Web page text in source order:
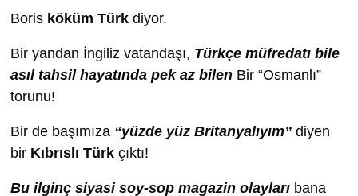
Boris köküm Türk diyor.
Bir yandan İngiliz vatandaşı, Türkçe müfredatı bile
asıl tahsil hayatında pek az bilen Bir “Osmanlı”
torunu!
Bir de başımıza “yüzde yüz Britanyalıyım” diyen
bir Kıbrıslı Türk çıktı!
Bu ilginç siyasi soy-sop magazin olayları bana